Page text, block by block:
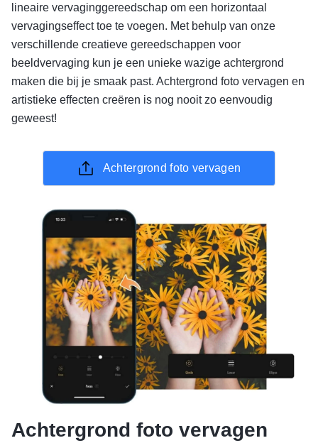
lineaire vervaginggereedschap om een horizontaal
vervagingseffect toe te voegen. Met behulp van onze
verschillende creatieve gereedschappen voor
beeldvervaging kun je een unieke wazige achtergrond
maken die bij je smaak past. Achtergrond foto vervagen en
artistieke effecten creëren is nog nooit zo eenvoudig
geweest!
Achtergrond foto vervagen
Achtergrond foto vervagen